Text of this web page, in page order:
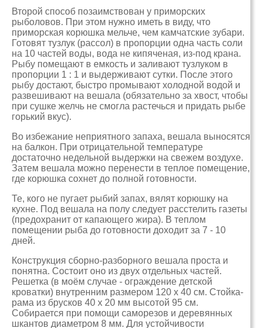
Второй способ позаимствован у приморских
рыболовов. При этом нужно иметь в виду, что
приморская корюшка мельче, чем камчатские зубари.
Готовят тузлук (рассол) в пропорции одна часть соли
на 10 частей воды, вода не кипяченая, из-под крана.
Рыбу помещают в емкость и заливают тузлуком в
пропорции 1 : 1 и выдерживают сутки. После этого
рыбу достают, быстро промывают холодной водой и
развешивают на вешала (обязательно за хвост, чтобы
при сушке желчь не смогла растечься и придать рыбе
горький вкус).
Во избежание неприятного запаха, вешала выносятся
на балкон. При отрицательной температуре
достаточно недельной выдержки на свежем воздухе.
Затем вешала можно перенести в теплое помещение,
где корюшка сохнет до полной готовности.
Те, кого не пугает рыбий запах, вялят корюшку на
кухне. Под вешала на полу следует расстелить газеты
(предохранит от капающего жира). В теплом
помещении рыба до готовности доходит за 7 - 10
дней.
Конструкция сборно-разборного вешала проста и
понятна. Состоит оно из двух отдельных частей.
Решетка (в моём случае - ограждение детской
кроватки) внутренним размером 120 х 40 см. Стойка-
рама из брусков 40 х 20 мм высотой 95 см.
Собирается при помощи саморезов и деревянных
шкантов диаметром 8 мм. Для устойчивости